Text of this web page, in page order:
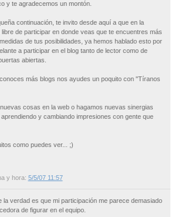
y te agradecemos un montón.
continuación, te invito desde aquí a que en la
de participar en donde veas que te encuentres más
de tus posibilidades, ya hemos hablado esto por
a participar en el blog tanto de lector como de
abiertas.
más blogs nos ayudes un poquito con "Tíranos
cosas en la web o hagamos nuevas sinergias
y cambiando impresiones con gente que
como puedes ver... ;)
y hora: 5/5/07 11:57
la verdad es que mi participación me parece demasiado
de figurar en el equipo.